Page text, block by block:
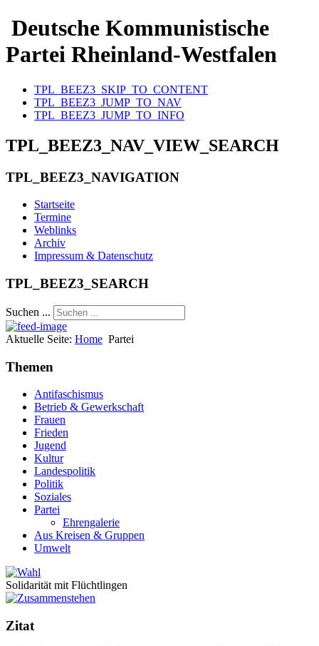
Deutsche Kommunistische
Partei Rheinland-Westfalen
TPL_BEEZ3_SKIP_TO_CONTENT
TPL_BEEZ3_JUMP_TO_NAV
TPL_BEEZ3_JUMP_TO_INFO
TPL_BEEZ3_NAV_VIEW_SEARCH
TPL_BEEZ3_NAVIGATION
Startseite
Termine
Weblinks
Archiv
Impressum & Datenschutz
TPL_BEEZ3_SEARCH
Suchen ...
Aktuelle Seite: Home Partei
Themen
Antifaschismus
Betrieb & Gewerkschaft
Frauen
Frieden
Jugend
Kultur
Landespolitik
Politik
Soziales
Partei
Ehrengalerie
Aus Kreisen & Gruppen
Umwelt
Solidarität mit Flüchtlingen
Zitat